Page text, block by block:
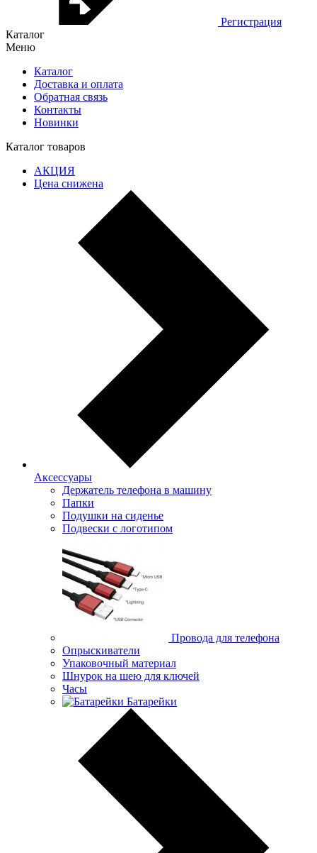
Регистрация
Каталог
Меню
Каталог
Доставка и оплата
Обратная связь
Контакты
Новинки
Каталог товаров
АКЦИЯ
Цена снижена
Аксессуары
Держатель телефона в машину
Папки
Подушки на сиденье
Подвески с логотипом
Провода для телефона
Опрыскиватели
Упаковочный материал
Шнурок на шею для ключей
Часы
Батарейки